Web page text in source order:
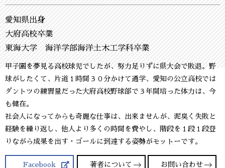
愛知県出身
大府高校卒業
東海大学 海洋学部海洋土木工学科卒業
甲子園を夢見る高校球児でしたが、努力足りずに県大会で敗退。野
球がしたくて、片道１時間３０分かけて通学、愛知の公立高校では
ダントツの練習量だった大府高校野球部で３年間培った体力は、今
も健在。
社会人になってからも奇麗な仕事は、出来ませんが、泥臭く失敗と
経験を繰り返し、他人より多くの時間を費やし、階段を１段１段登
りながら成果を出す・ゴールに到達する姿勢がモットーです。
Facebook 著者について お問い合わせ